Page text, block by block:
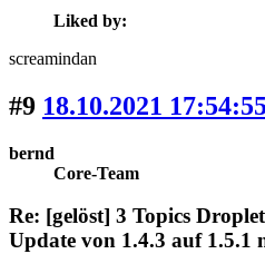
Liked by:
screamindan
#9 18.10.2021
bernd
Core-Team
Re: [gelöst] 3 Topics
Update von 1.4.3 auf 1.5.1